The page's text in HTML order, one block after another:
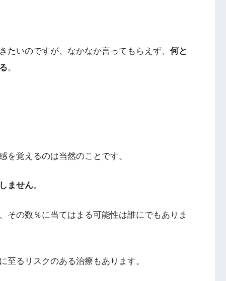
たいのですが、なかなか言ってもらえず、 何と
。
を覚えるのは当然のことです。
ません。
その数％に当てはまる可能性は誰にでもありま
至るリスクのある治療もあります。